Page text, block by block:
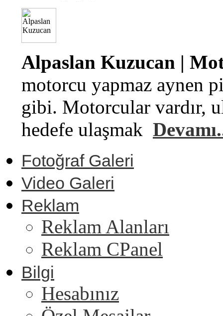
Alpaslan Kuzucan |
motorcu yapmaz aynen
gibi. Motorcular vardır,
hedefe ulaşmak
Fotoğraf Galeri
Video Galeri
Reklam
Reklam Alanları
Reklam CPanel
Bilgi
Hesabınız